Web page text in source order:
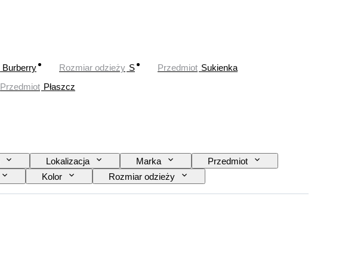
Burberry Rozmiar odzieży S Przedmiot Sukienka
Przedmiot Płaszcz
Lokalizacja Marka
Przedmiot
Kolor
Rozmiar odzieży
Akcesoria w zestawie Rozmiar buta